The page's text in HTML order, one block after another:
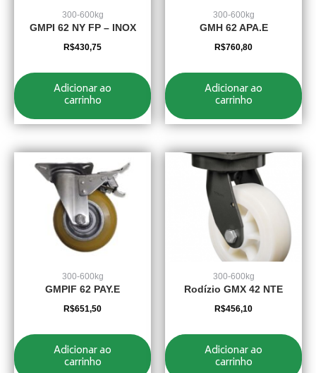
300-600kg
GMPI 62 NY FP – INOX
R$430,75
Adicionar ao
carrinho
300-600kg
GMH 62 APA.E
R$760,80
Adicionar ao
carrinho
300-600kg
GMPIF 62 PAY.E
R$651,50
Adicionar ao
carrinho
300-600kg
Rodízio GMX 42 NTE
R$456,10
Adicionar ao
carrinho